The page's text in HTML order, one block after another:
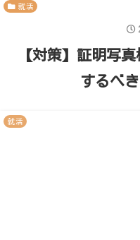
就活
【対策】証明写
するべ
就活